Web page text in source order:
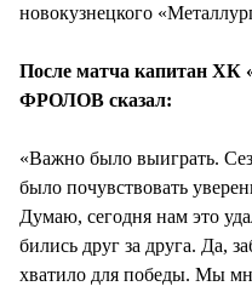
новокузнецкого
После матча капитан ХК
ФРОЛОВ сказал:
«Важно было выиграть.
было почувствовать
Думаю, сегодня нам это
бились друг за друга. Да,
хватило для победы. Мы